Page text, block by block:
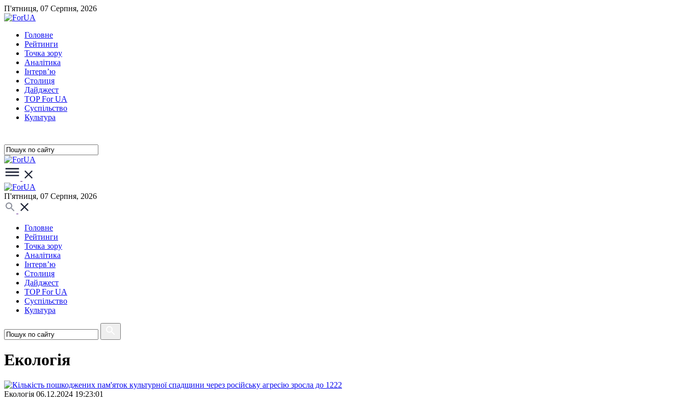
П'ятниця, 07 Серпня, 2026
Головне
Рейтинги
Точка зору
Аналітика
Інтерв’ю
Столиця
Дайджест
TOP For UA
Суспiльство
Культура
П'ятниця, 07 Серпня, 2026
Головне
Рейтинги
Точка зору
Аналітика
Інтерв’ю
Столиця
Дайджест
TOP For UA
Суспiльство
Культура
Екологія
Екологія 06.12.2024 19:23:01